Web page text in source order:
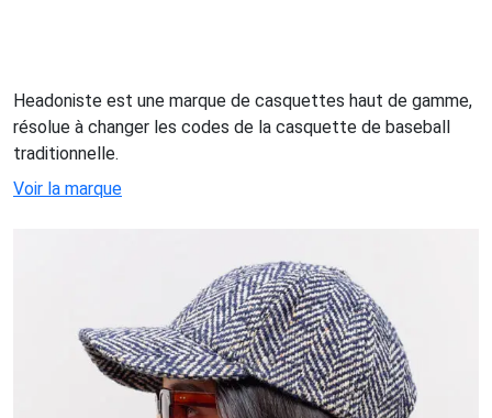
Headoniste est une marque de casquettes haut de gamme,
résolue à changer les codes de la casquette de baseball
traditionnelle.
Voir la marque